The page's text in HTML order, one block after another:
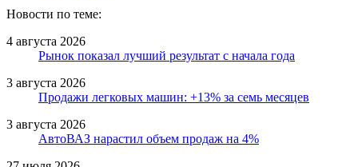
Новости по теме:
4 августа 2026
Рынок показал лучший результат с начала года
3 августа 2026
Продажи легковых машин: +13% за семь месяцев
3 августа 2026
АвтоВАЗ нарастил объем продаж на 4%